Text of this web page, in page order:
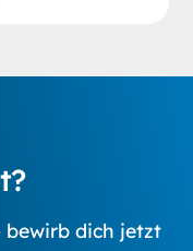
bewirb dich jetzt